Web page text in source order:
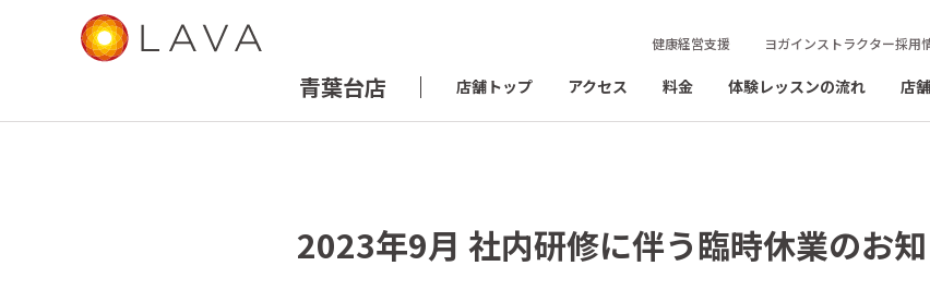
健康経営支援 ヨガインストラクター採用
青葉台店 店舗トップ アクセス 料金 体験レッスンの流れ 店
2023年9月 社内研修に伴う臨時休業のお